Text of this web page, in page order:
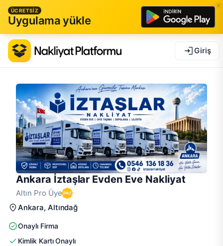
ÜCRETSİZ
Uygulama yükle
Giriş
Ankara İztaşlar Evden Eve Nakliyat
Altın Pro Üye
Ankara, Altındağ
Onaylı Firma
Kimlik Kartı Onaylı